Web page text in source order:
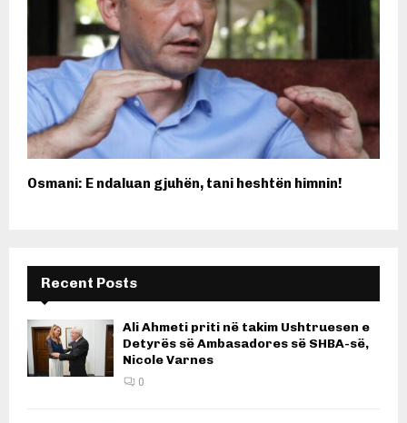
Osmani: E ndaluan gjuhën, tani heshtën himnin!
Recent Posts
Ali Ahmeti priti në takim Ushtruesen e
Detyrës së Ambasadores së SHBA-së,
Nicole Varnes
0